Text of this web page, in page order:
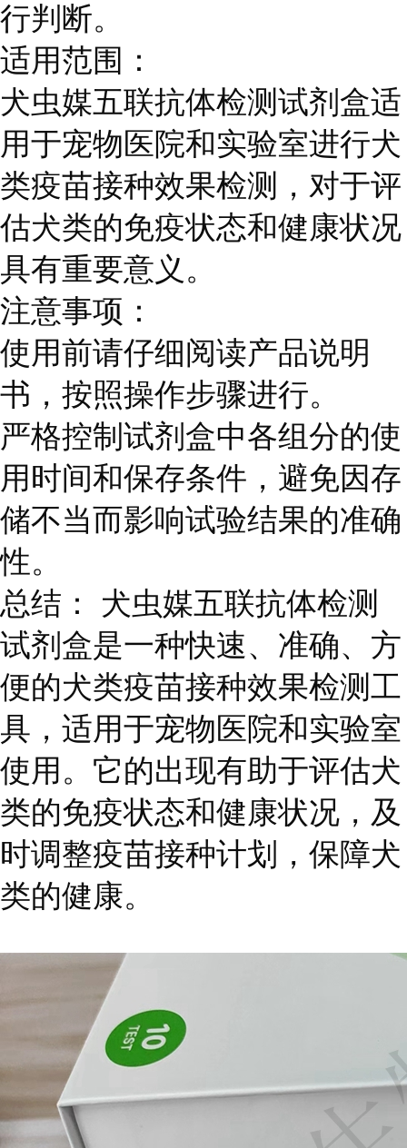
行判断。
适用范围：
犬虫媒五联抗体检测试剂盒适
用于宠物医院和实验室进行犬
类疫苗接种效果检测，对于评
估犬类的免疫状态和健康状况
具有重要意义。
注意事项：
使用前请仔细阅读产品说明
书，按照操作步骤进行。
严格控制试剂盒中各组分的使
用时间和保存条件，避免因存
储不当而影响试验结果的准确
性。
总结： 犬虫媒五联抗体检测
试剂盒是一种快速、准确、方
便的犬类疫苗接种效果检测工
具，适用于宠物医院和实验室
使用。它的出现有助于评估犬
类的免疫状态和健康状况，及
时调整疫苗接种计划，保障犬
类的健康。